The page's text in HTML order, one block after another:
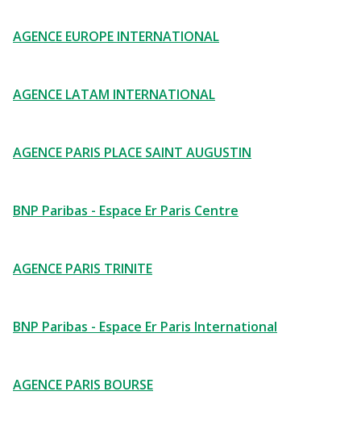
AGENCE EUROPE INTERNATIONAL
AGENCE LATAM INTERNATIONAL
AGENCE PARIS PLACE SAINT AUGUSTIN
BNP Paribas - Espace Er Paris Centre
AGENCE PARIS TRINITE
BNP Paribas - Espace Er Paris International
AGENCE PARIS BOURSE